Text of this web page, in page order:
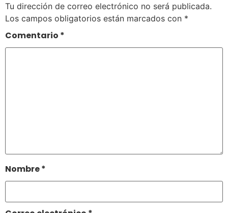
Tu dirección de correo electrónico no será publicada.
Los campos obligatorios están marcados con *
Comentario *
Nombre*